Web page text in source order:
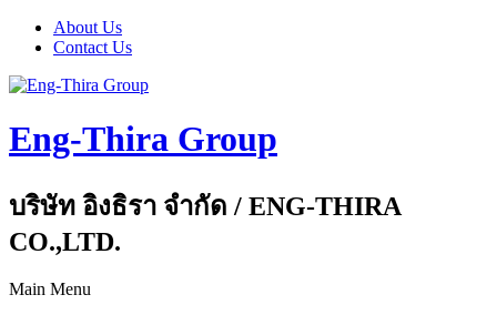
About Us
Contact Us
Eng-Thira Group
บริษัท อิงธิรา จำกัด / ENG-THIRA
CO.,LTD.
Main Menu